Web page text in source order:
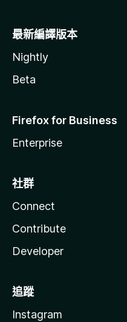
最新編譯版本
Nightly
Beta
Firefox for Business
Enterprise
社群
Connect
Contribute
Developer
追蹤
Instagram